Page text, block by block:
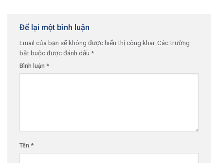
Để lại một bình luận
Email của bạn sẽ không được hiển thị công khai. Các trường
bắt buộc được đánh dấu *
Bình luận *
Tên *